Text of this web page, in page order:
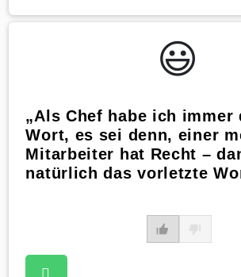
😃️
„Als Chef habe ich immer
Wort, es sei denn, einer
Mitarbeiter hat Recht –
natürlich das vorletzte